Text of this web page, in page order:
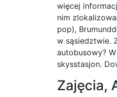
więcej
nim
pop),
w sąsiedztwie.
autobusowy?
skysstasjon.
Zajęcia,